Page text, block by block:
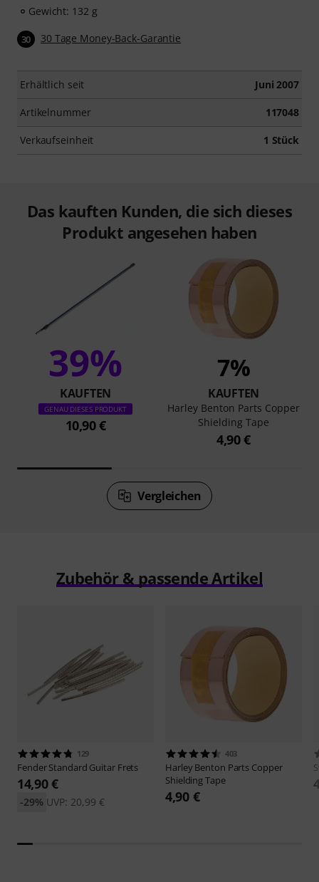
Gewicht: 132 g
30 30 Tage Money-Back-Garantie
Erhältlich seit Juni 2007
Artikelnummer 117048
Verkaufseinheit 1 Stück
Das kauften Kunden, die sich dieses
Produkt angesehen haben
39%
KAUFTEN
GENAU DIESES PRODUKT
10,90 €
7%
KAUFTEN
Harley Benton Parts Copper
Shielding Tape
4,90 €
Vergleichen
Zubehör & passende Artikel
129
FenderStandard Guitar Frets
14,90 €
UVP: 20,99 €
-29%
403
Harley Benton Parts Copper
Shielding Tape
4,90 €